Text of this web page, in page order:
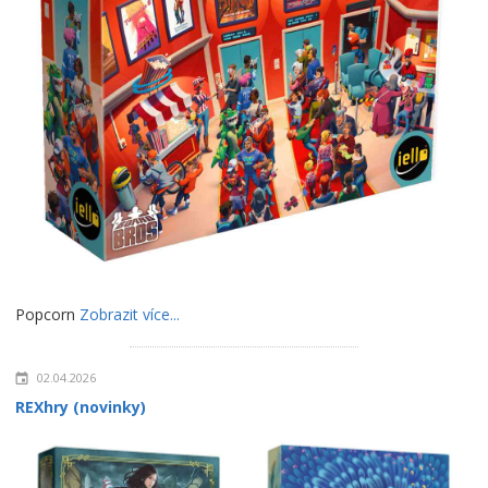
Popcorn Zobrazit více...
02.04.2026
REXhry (novinky)